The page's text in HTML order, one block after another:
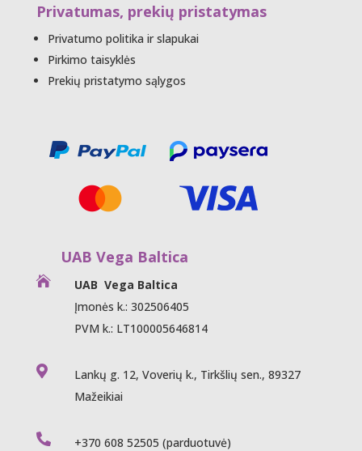
Privatumas, prekių pristatymas
Privatumo politika ir slapukai
Pirkimo taisyklės
Prekių pristatymo sąlygos
UAB Vega Baltica

UAB Vega Baltica
Įmonės k.: 302506405
PVM k.: LT100005646814

Lankų g. 12, Voverių k., Tirkšlių sen., 89327
Mažeikiai
 +370 608 52505 (parduotuvė)